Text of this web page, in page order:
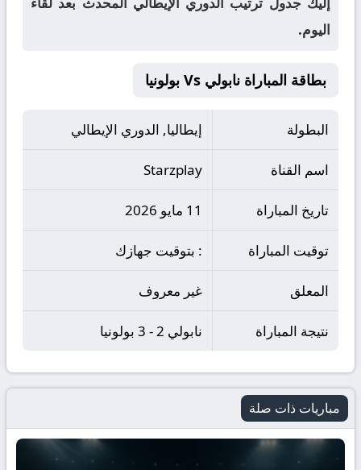
اليوم.
بطاقة المباراة نابولي Vs بولونيا
البطولة إيطاليا, الدوري الإيطالي
اسم القناة Starzplay
تاريخ المباراة 11 مايو 2026
توقيت المباراة : بتوقيت جهازك
المعلق غير معروف
نتيجة المباراة نابولي 2 - 3 بولونيا
مباريات ذات صلة